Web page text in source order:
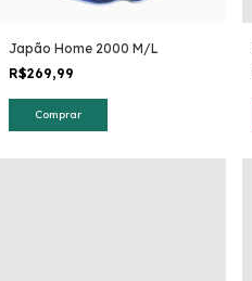
Japão Home 2000 M/L
R$269,99
Comprar